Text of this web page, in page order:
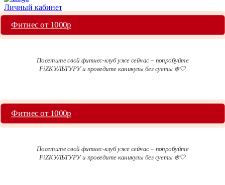
Личный кабинет
Фитнес от 1000р
Посетите свой фитнес-клуб уже сейчас – попробуйте
FiZКУЛЬТУРУ и проведите каникулы без суеты ❄️🤍
Фитнес от 1000р
Посетите свой фитнес-клуб уже сейчас – попробуйте
FiZКУЛЬТУРУ и проведите каникулы без суеты ❄️🤍